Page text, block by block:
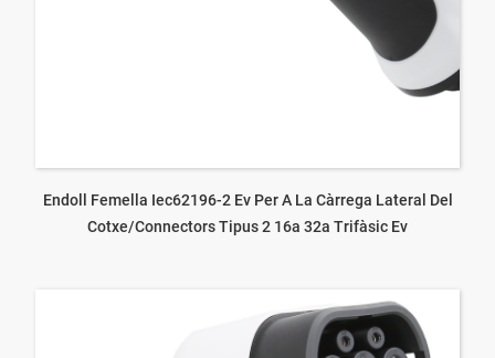
Endoll Femella Iec62196-2 Ev Per A La Càrrega Lateral Del
Cotxe/connectors Tipus 2 16a 32a Trifàsic Ev